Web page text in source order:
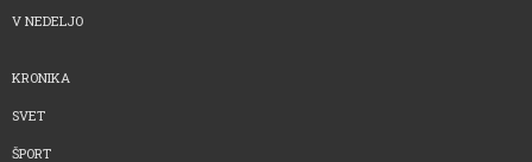
V NEDELJO
KRONIKA
SVET
ŠPORT